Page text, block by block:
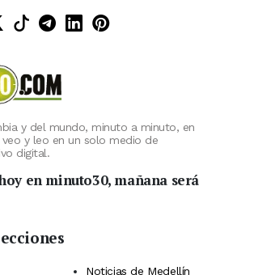
en Facebook
en Instagram
Minuto30 en X (Twitter)
Minuto30 en TikTok
Canal de Minuto30 en
Minuto30 en LinkedIn
Minuto30 en
y del mundo, minuto a minuto, en
y leo en un solo medio de
digital.
en minuto30, mañana será
Noticias de Medellín